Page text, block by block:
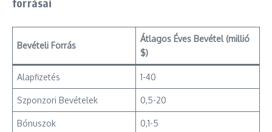
Bevételi Forrás
Átlagos Éves Bevétel (millió
$)
Alapfizetés 1-40
Szponzori Bevételek 0,5-20
Bónuszok 0,1-5